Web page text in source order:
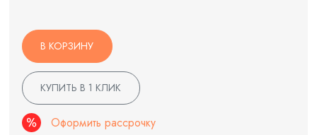
В КОРЗИНУ
КУПИТЬ В 1 КЛИК
Оформить рассрочку